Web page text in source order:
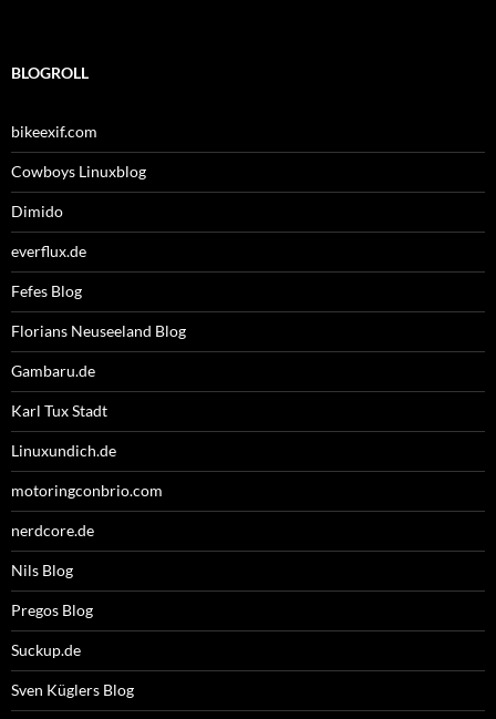
BLOGROLL
bikeexif.com
Cowboys Linuxblog
Dimido
everflux.de
Fefes Blog
Florians Neuseeland Blog
Gambaru.de
Karl Tux Stadt
Linuxundich.de
motoringconbrio.com
nerdcore.de
Nils Blog
Pregos Blog
Suckup.de
Sven Küglers Blog